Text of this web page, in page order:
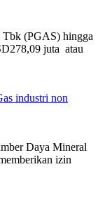
Tbk (PGAS) hingga
juta atau
industri non
Daya Mineral
izin